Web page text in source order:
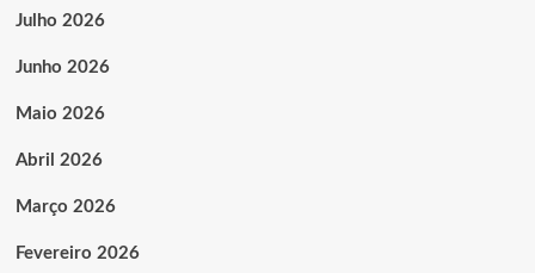
Julho 2026
Junho 2026
Maio 2026
Abril 2026
Março 2026
Fevereiro 2026